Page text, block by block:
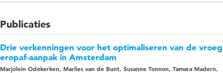
Publicaties
Drie verkenningen voor het optimaliseren van de vroeg
eropaf-aanpak in Amsterdam
Marjolein Odekerken, Marlies van de Bunt, Susanne Tonnon, Tamara Madern,